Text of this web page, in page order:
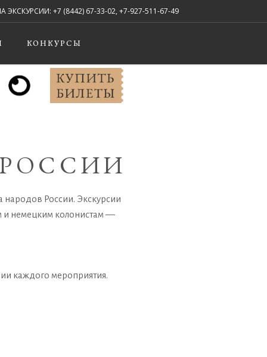
+7 (8442) 67-33-02, +7-927-511-67-49
КОНКУРСЫ
народов России. Экскурсии
и немецким колонистам —
каждого мероприятия.